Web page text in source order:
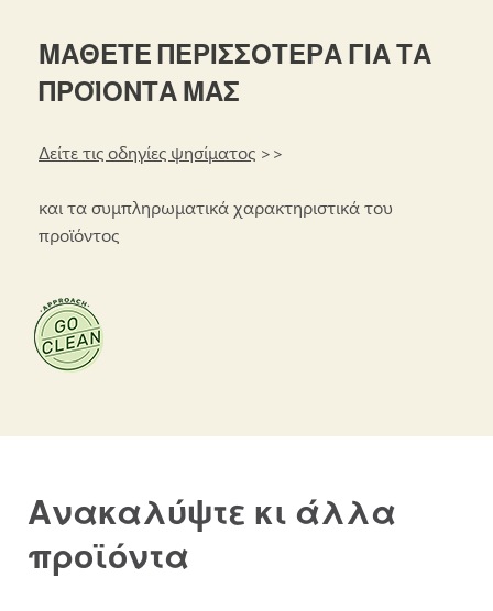
ΜΑΘΕΤΕ ΠΕΡΙΣΣΟΤΕΡΑ ΓΙΑ ΤΑ
ΠΡΟΪΟΝΤΑ ΜΑΣ
Δείτε τις οδηγίες ψησίματος >>
και τα συμπληρωματικά χαρακτηριστικά του
προϊόντος
Ανακαλύψτε κι άλλα
προϊόντα